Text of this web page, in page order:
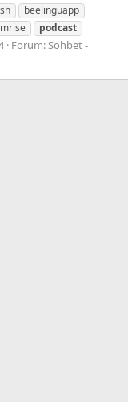
beelinguapp
podcast
Forum:Sohbet -